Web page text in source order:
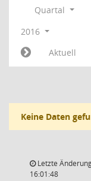
Quartal
2016
Aktuell
Keine Daten
Letzte
16:01:48